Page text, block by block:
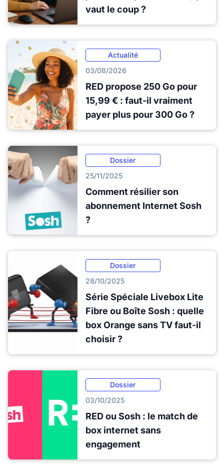
vaut le coup ?
Actualité
03/08/2026
RED propose 250 Go pour
15,99 € : faut-il vraiment
payer plus pour 300 Go ?
Dossier
25/11/2025
Comment résilier son
abonnement Internet Sosh
?
Dossier
28/10/2025
Série Spéciale Livebox Lite
Fibre ou Boîte Sosh : quelle
box Orange sans TV faut-il
choisir ?
Dossier
03/10/2025
RED ou Sosh : le match de
box internet sans
engagement